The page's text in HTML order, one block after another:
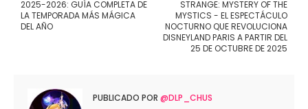
STRANGE: MYSTERY OF THE
MYSTICS - EL ESPECTÁCULO
NOCTURNO QUE REVOLUCIONA
DISNEYLAND PARIS A PARTIR DEL
25 DE OCTUBRE DE 2025
2025-2026: GUÍA COMPLETA DE
LA TEMPORADA MÁS MÁGICA
DEL AÑO
PUBLICADO POR @DLP_CHUS